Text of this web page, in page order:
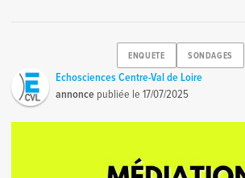
ENQUETE SONDAGES
Echosciences Centre-Val de Loire
annonce publiée le17/07/2025